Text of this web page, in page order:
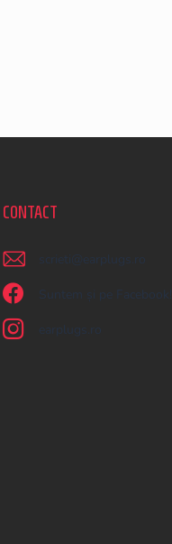
CONTACT
scrieti @ earplugs.ro
Suntem și pe Facebook!
earplugs.ro